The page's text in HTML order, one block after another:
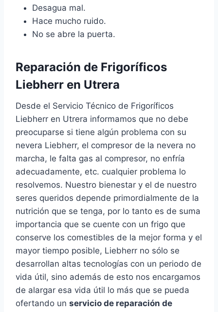
Desagua mal.
Hace mucho ruido.
No se abre la puerta.
Reparación de Frigoríficos
Liebherr en Utrera
Desde el Servicio Técnico de Frigoríficos
Liebherr en Utrera informamos que no debe
preocuparse si tiene algún problema con su
nevera Liebherr, el compresor de la nevera no
marcha, le falta gas al compresor, no enfría
adecuadamente, etc. cualquier problema lo
resolvemos. Nuestro bienestar y el de nuestro
seres queridos depende primordialmente de la
nutrición que se tenga, por lo tanto es de suma
importancia que se cuente con un frigo que
conserve los comestibles de la mejor forma y el
mayor tiempo posible, Liebherr no sólo se
desarrollan altas tecnologías con un periodo de
vida útil, sino además de esto nos encargamos
de alargar esa vida útil lo más que se pueda
ofertando un servicio de reparación de